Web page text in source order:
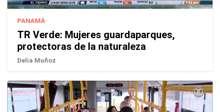
PANAMÁ
TR Verde: Mujeres guardaparques,
protectoras de la naturaleza
Delia Muñoz